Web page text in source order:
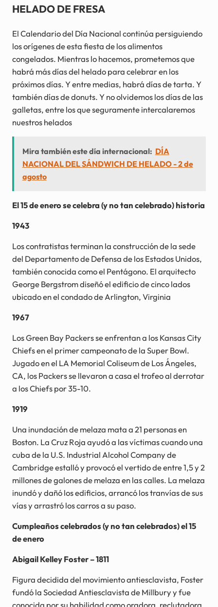
HELADO DE FRESA
El Calendario del Día Nacional continúa persiguiendo
los orígenes de esta fiesta de los alimentos
congelados. Mientras lo hacemos, prometemos que
habrá más días del helado para celebrar en los
próximos días. Y entre medias, habrá días de tarta. Y
también días de donuts. Y no olvidemos los días de las
galletas, entre los que seguramente intercalaremos
nuestros helados
Mira también este día internacional: DÍA
NACIONAL DEL SÁNDWICH DE HELADO - 2 de
agosto
El 15 de enero se celebra (y no tan celebrado) historia
1943
Los contratistas terminan la construcción de la sede
del Departamento de Defensa de los Estados Unidos,
también conocida como el Pentágono. El arquitecto
George Bergstrom diseñó el edificio de cinco lados
ubicado en el condado de Arlington, Virginia
1967
Los Green Bay Packers se enfrentan a los Kansas City
Chiefs en el primer campeonato de la Super Bowl.
Jugado en el LA Memorial Coliseum de Los Ángeles,
CA, los Packers se llevaron a casa el trofeo al derrotar
a los Chiefs por 35-10.
1919
Una inundación de melaza mata a 21 personas en
Boston. La Cruz Roja ayudó a las víctimas cuando una
cuba de la U.S. Industrial Alcohol Company de
Cambridge estalló y provocó el vertido de entre 1,5 y 2
millones de galones de melaza en las calles. La melaza
inundó y dañó los edificios, arrancó los tranvías de sus
vías y arrastró los carros a su paso.
Cumpleaños celebrados (y no tan celebrados) el 15
de enero
Abigail Kelley Foster – 1811
Figura decidida del movimiento antiesclavista, Foster
fundó la Sociedad Antiesclavista de Millbury y fue
conocida por su habilidad como oradora, reclutadora